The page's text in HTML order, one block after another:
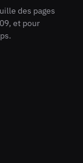
des pages
et pour